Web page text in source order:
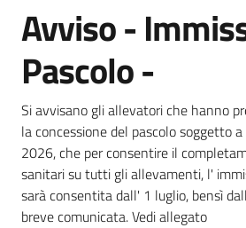
Avviso -
Pascolo -
Si avvisano gli allevatori che hanno
la concessione del pascolo soggetto
2026, che per consentire il
sanitari su tutti gli allevamenti, l'
sarà consentita dall' 1 luglio, bensì
breve comunicata. Vedi allegato